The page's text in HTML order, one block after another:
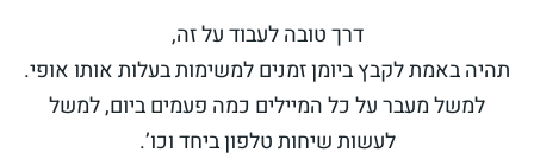
דרך טובה לעבוד על זה,
תהיה באמת לקבץ ביומן זמנים למשימות בעלות אותו אופי.
למשל מעבר על כל המיילים כמה פעמים ביום, למשל
לעשות שיחות טלפון ביחד וכו’.